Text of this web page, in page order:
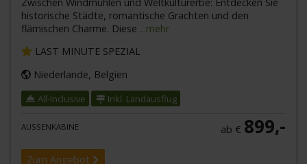
historische Städte, romantische Grachten und den
flämischen Charme. Diese ...mehr
LAST MINUTE SPEZIAL
Niederlande, Belgien
All-Inclusive Inkl. Landausflug
AUSSENKABINE ab € 899,-
Zum Angebot